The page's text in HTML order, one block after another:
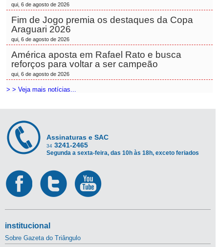
qui, 6 de agosto de 2026
Fim de Jogo premia os destaques da Copa
Araguari 2026
qui, 6 de agosto de 2026
América aposta em Rafael Rato e busca
reforços para voltar a ser campeão
qui, 6 de agosto de 2026
> > Veja mais notícias...
Assinaturas e SAC
34 3241-2465
Segunda a sexta-feira, das 10h às 18h, exceto feriados
institucional
Sobre Gazeta do Triângulo